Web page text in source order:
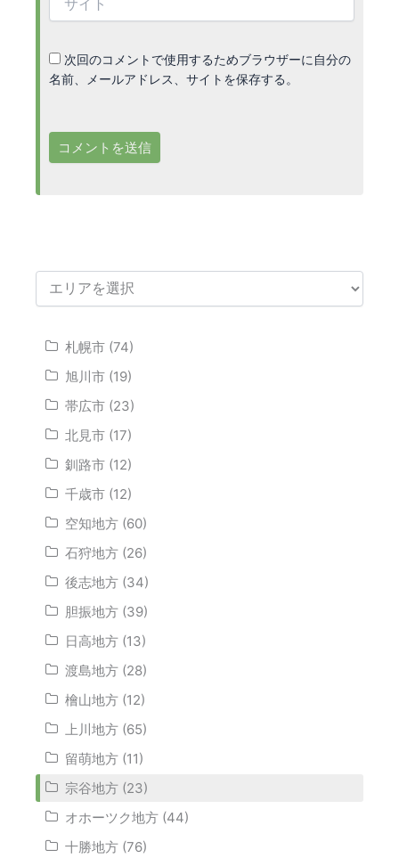
次回のコメントで使用するためブラウザーに自分の
名前、メールアドレス、サイトを保存する。
札幌市 (74)
旭川市 (19)
帯広市 (23)
北見市 (17)
釧路市 (12)
千歳市 (12)
空知地方 (60)
石狩地方 (26)
後志地方 (34)
胆振地方 (39)
日高地方 (13)
渡島地方 (28)
檜山地方 (12)
上川地方 (65)
留萌地方 (11)
宗谷地方 (23)
オホーツク地方 (44)
十勝地方 (76)